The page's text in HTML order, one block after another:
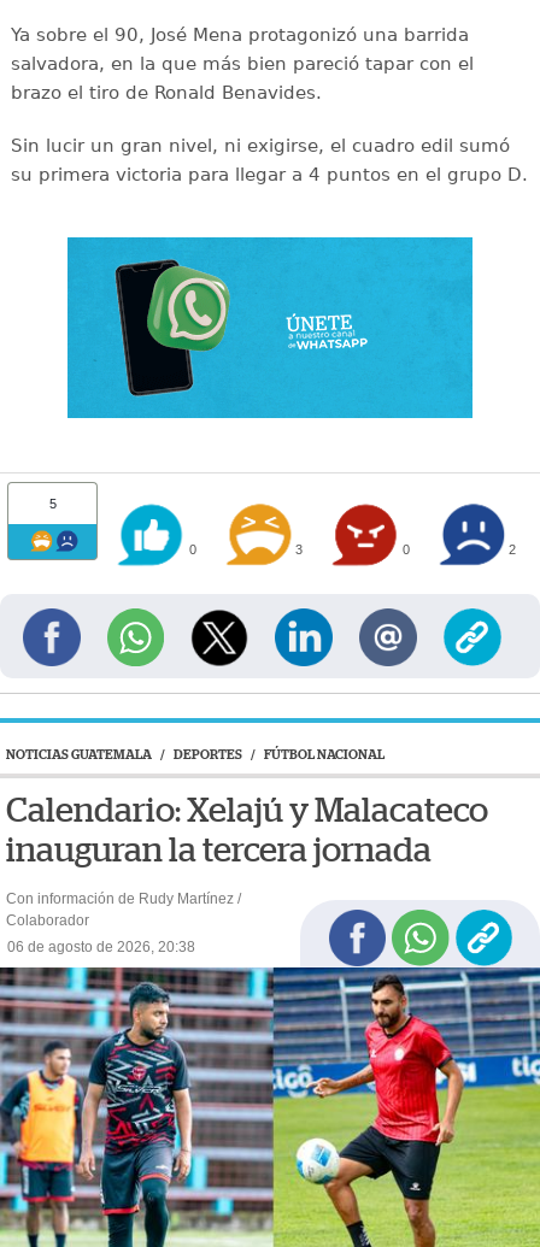
Ya sobre el 90, José Mena protagonizó una barrida
salvadora, en la que más bien pareció tapar con el
brazo el tiro de Ronald Benavides.
Sin lucir un gran nivel, ni exigirse, el cuadro edil sumó
su primera victoria para llegar a 4 puntos en el grupo D.
5
0 3 0 2
NOTICIAS GUATEMALA / DEPORTES / FÚTBOL NACIONAL
Calendario: Xelajú y Malacateco
inauguran la tercera jornada
Con información de Rudy Martínez /
Colaborador
06 de agosto de 2026, 20:38